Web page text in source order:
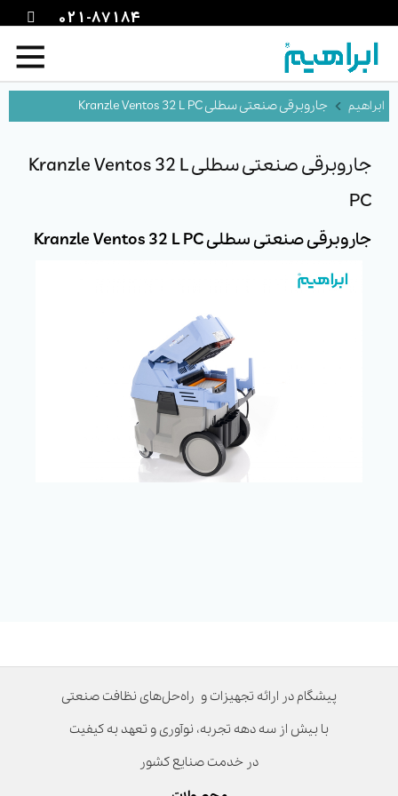
021-87184
جاروبرقی صنعتی سطلی Kranzle Ventos 32 L PC
جاروبرقی صنعتی سطلی Kranzle Ventos 32 L
PC
جاروبرقی صنعتی سطلی Kranzle Ventos 32 L PC
پیشگام در ارائه تجهیزات و راه‌حل‌های نظافت صنعتی
با بیش از سه دهه تجربه، نوآوری و تعهد به کیفیت
در خدمت صنایع کشور